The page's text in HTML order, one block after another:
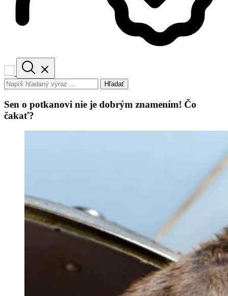
Hľadať
Sen o potkanovi nie je dobrým znamením! Čo
čakať?